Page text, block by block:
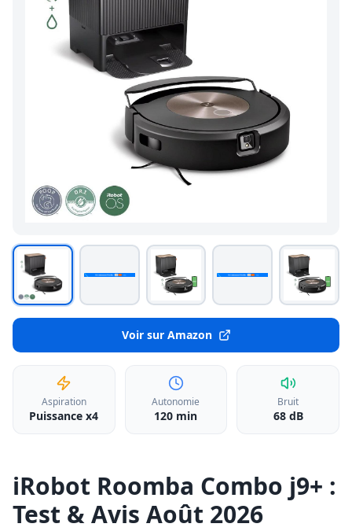
Voir sur Amazon
Aspiration
Puissance x4
Autonomie
120 min
Bruit
68 dB
iRobot Roomba Combo j9+ :
Test & Avis Août 2026